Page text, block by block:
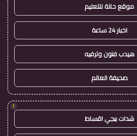
موقع حالة للتعليم
اخبار 24 ساعة
هيدب فنون وترفيه
صحيفة العالم
!
شدات ببجي اقساط